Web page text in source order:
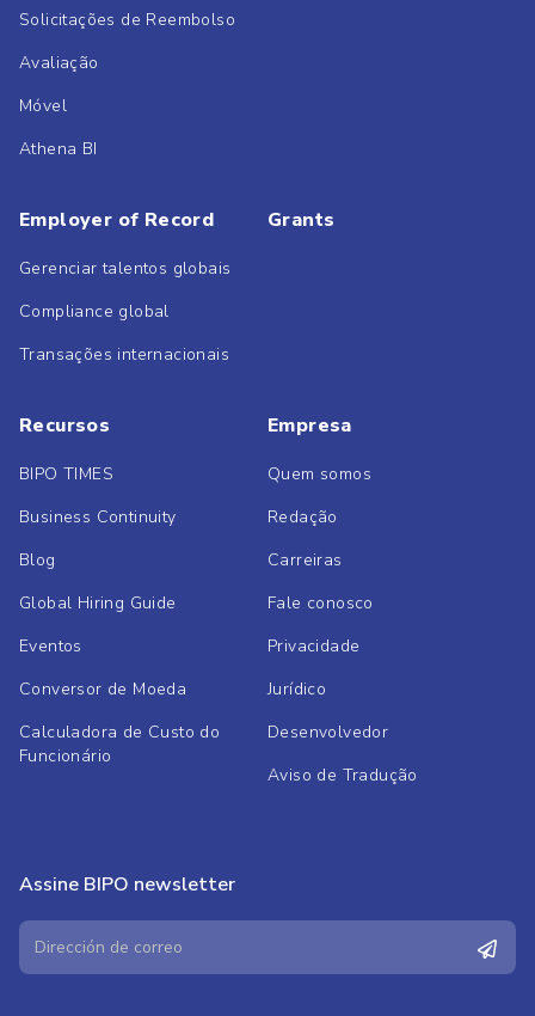
Solicitações de Reembolso
Avaliação
Móvel
Athena BI
Employer of Record
Gerenciar talentos globais
Compliance global
Transações internacionais
Grants
Recursos
BIPO TIMES
Business Continuity
Blog
Global Hiring Guide
Eventos
Conversor de Moeda
Calculadora de Custo do
Funcionário
Empresa
Quem somos
Redação
Carreiras
Fale conosco
Privacidade
Jurídico
Desenvolvedor
Aviso de Tradução
Assine BIPO newsletter